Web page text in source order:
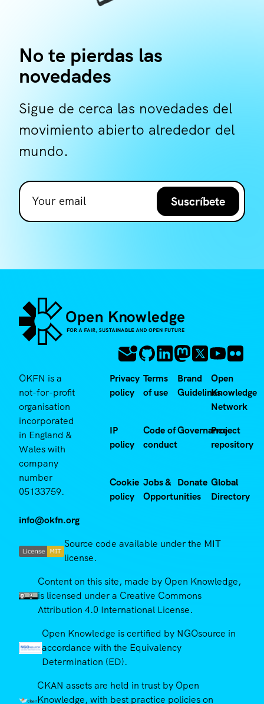
No te pierdas las
novedades
Sigue de cerca las novedades del
movimiento abierto alrededor del
mundo.
Suscríbete
OKFN is a
not-for-profit
organisation
incorporated
in England &
Wales with
company
number
05133759.
info@okfn.org
Privacy
policy
Terms
of use
Brand
Guidelines
Open
Knowledge
Network
IP
policy
Code of
conduct
Governance
Project
repository
Cookie
policy
Jobs &
Opportunities
Donate Global
Directory
Source code available under the MIT
license.
Content on this site, made by Open Knowledge,
is licensed under a Creative Commons
Attribution 4.0 International License.
Open Knowledge is certified by NGOsource in
accordance with the Equivalency
Determination (ED).
CKAN assets are held in trust by Open
Knowledge, with best practice policies on